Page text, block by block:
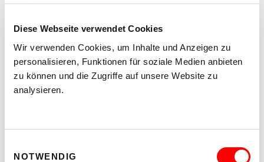
Diese Webseite verwendet Cookies
Wir verwenden Cookies, um Inhalte und Anzeigen zu
personalisieren, Funktionen für soziale Medien anbieten
zu können und die Zugriffe auf unsere Website zu
analysieren.
NOTWENDIG
Raumvergabe und Bands:
vorstand@wukmusik.at
WUK Tonstudio:
BEREICHSPLENUM